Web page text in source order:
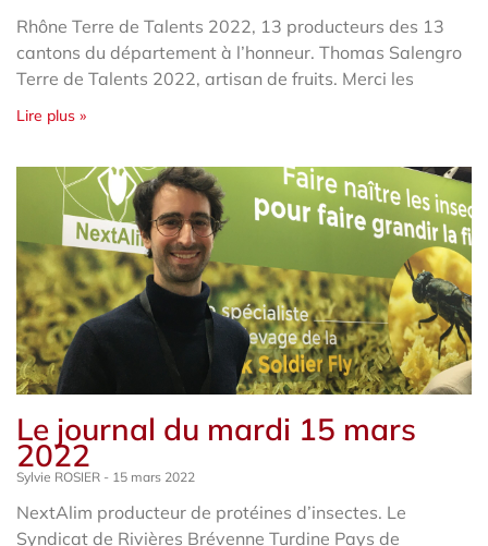
Rhône Terre de Talents 2022, 13 producteurs des 13
cantons du département à l’honneur. Thomas Salengro
Terre de Talents 2022, artisan de fruits. Merci les
Lire plus »
Le journal du mardi 15 mars
2022
Sylvie ROSIER 15 mars 2022
NextAlim producteur de protéines d’insectes. Le
Syndicat de Rivières Brévenne Turdine Pays de